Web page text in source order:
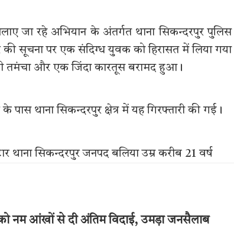
जा रहे अभियान के अंतर्गत थाना सिकन्दरपुर पुलिस
की सूचना पर एक संदिग्ध युवक को हिरासत में लिया
और एक जिंदा कारतूस बरामद हुआ।
थाना सिकन्दरपुर क्षेत्र में यह गिरफ्तारी की गई।
थाना सिकन्दरपुर जनपद बलिया उम्र करीब 21 वर्ष
नम आंखों से दी अंतिम विदाई, उमड़ा जनसैलाब